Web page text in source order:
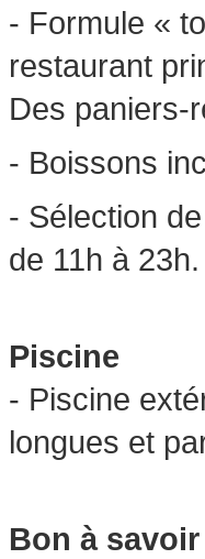
- Formule «
restaurant
Des paniers-
- Boissons
- Sélection
de 11h à 23h.
Piscine
- Piscine
longues et
Bon à savoir